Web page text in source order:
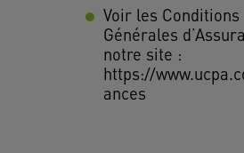
Voir les Conditions
Générales
notre site :
https://
ances